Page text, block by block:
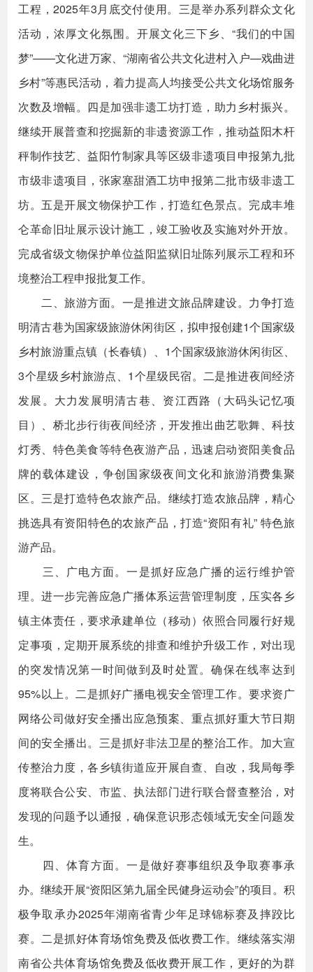
工程，2025年3月底交付使用。三是举办系列群众文化
活动，浓厚文化氛围。开展文化三下乡、“我们的中国
梦”——文化进万家、“湖南省公共文化进村入户—戏曲进
乡村”等惠民活动，着力提高人均接受公共文化场馆服务
次数及增幅。四是加强非遗工坊打造，助力乡村振兴。
继续开展普查和挖掘新的非遗资源工作，推动益阳木杆
秤制作技艺、益阳竹制家具等区级非遗项目申报第九批
市级非遗项目，张家塞甜酒工坊申报第二批市级非遗工
坊。五是开展文物保护工作，打造红色景点。完成丰堆
仑革命旧址展示设计施工，竣工验收及实施对外开放。
完成省级文物保护单位益阳监狱旧址陈列展示工程和环
境整治工程申报批复工作。
二、旅游方面。一是推进文旅品牌建设。力争打造
明清古巷为国家级旅游休闲街区，拟申报创建1个国家级
乡村旅游重点镇（长春镇）、1个国家级旅游休闲街区、
3个星级乡村旅游点、1个星级民宿。二是推进夜间经济
发展。大力发展明清古巷、资江西路（大码头记忆项
目）、桥北步行街夜间经济，开发推出曲艺歌舞、科技
灯秀、特色美食等特色夜游产品，迅速启动资阳美食品
牌的载体建设，争创国家级夜间文化和旅游消费集聚
区。三是打造特色农旅产品。继续打造农旅品牌，精心
挑选具有资阳特色的农旅产品，打造“资阳有礼” 特色旅
游产品。
三、广电方面。一是抓好应急广播的运行维护管
理。进一步完善应急广播体系运营管理制度，压实各乡
镇主体责任，要求承建单位（移动）依照合同履行好规
定事项，定期开展系统的排查和维护升级工作，对出现
的突发情况第一时间做到及时处置。确保在线率达到
95%以上。二是抓好广播电视安全管理工作。要求资广
网络公司做好安全播出应急预案、重点抓好重大节日期
间的安全播出。三是抓好非法卫星的整治工作。加大宣
传整治力度，各乡镇街道应开展自查、自改，我局每季
度将联合公安、市监、执法部门进行联合督查整治，对
发现的问题予以通报，确保意识形态领域无安全问题发
生。
四、体育方面。一是做好赛事组织及争取赛事承
办。继续开展“资阳区第九届全民健身运动会”的项目。积
极争取承办2025年湖南省青少年足球锦标赛及摔跤比
赛。二是抓好体育场馆免费及低收费工作。继续落实湖
南省公共体育场馆免费及低收费开展工作，更好的为群